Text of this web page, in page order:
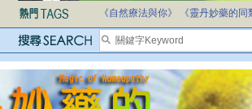
《自然療法與你》
《靈丹妙藥的同